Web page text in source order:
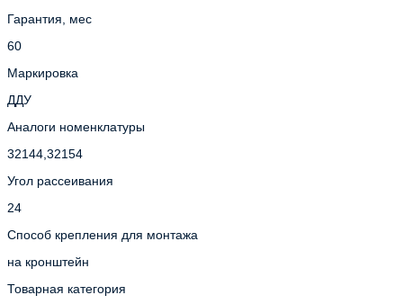
Гарантия, мес
60
Маркировка
ДДУ
Аналоги номенклатуры
32144,32154
Угол рассеивания
24
Способ крепления для монтажа
на кронштейн
Товарная категория